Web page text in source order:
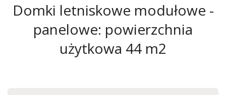
Domki letniskowe modułowe -
panelowe: powierzchnia
użytkowa 44 m2